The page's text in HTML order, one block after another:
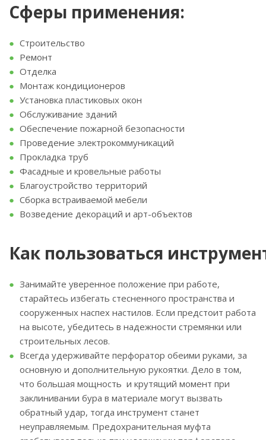
Сферы применения:
Строительство
Ремонт
Отделка
Монтаж кондиционеров
Установка пластиковых окон
Обслуживание зданий
Обеспечение пожарной безопасности
Проведение электрокоммуникаций
Прокладка труб
Фасадные и кровельные работы
Благоустройство территорий
Сборка встраиваемой мебели
Возведение декораций и арт-объектов
Как пользоваться
Занимайте уверенное положение при работе,
старайтесь избегать стесненного пространства и
сооруженных наспех настилов. Если предстоит работа
на высоте, убедитесь в надежности стремянки или
строительных лесов.
Всегда удерживайте перфоратор обеими руками, за
основную и дополнительную рукоятки. Дело в том,
что большая мощность и крутящий момент при
заклинивании бура в материале могут вызвать
обратный удар, тогда инструмент станет
неуправляемым. Предохранительная муфта